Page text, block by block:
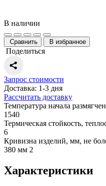
В наличии
Сравнить В избранное
Поделиться
Запрос стоимости
Доставка: 1-3 дня
Рассчитать доставку
Температура начала
1540
Термическая стойкость,
6
Кривизна изделий, мм, не
380 мм 2
Характеристики